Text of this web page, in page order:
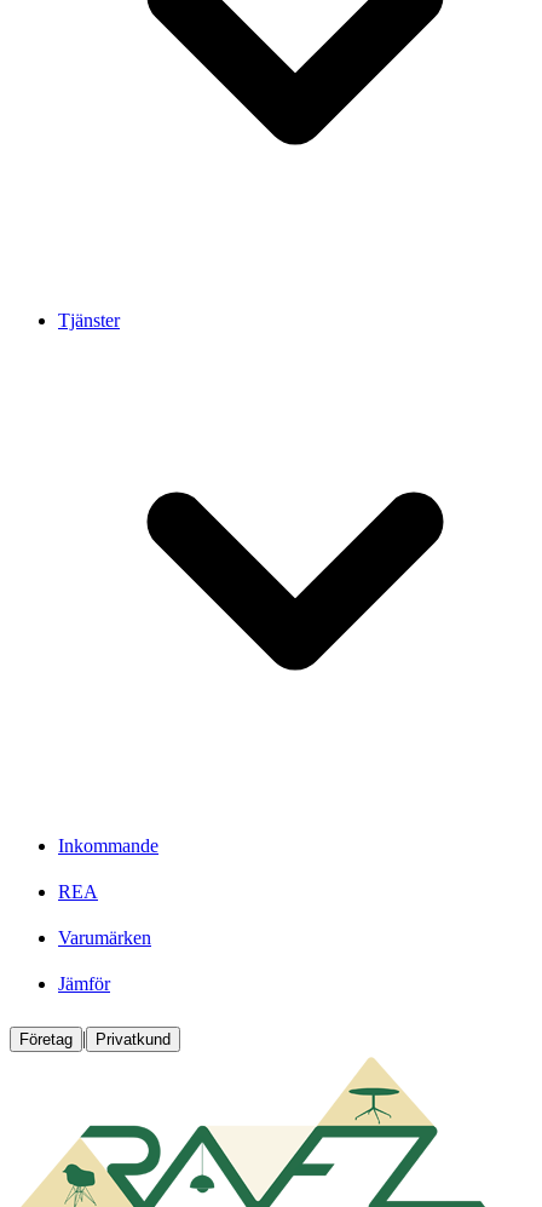
Tjänster
Inkommande
REA
Varumärken
Jämför
Företag | Privatkund